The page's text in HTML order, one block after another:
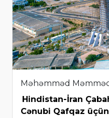
Məhəmməd
Hindistan-İran
Cənubi Qafqaz